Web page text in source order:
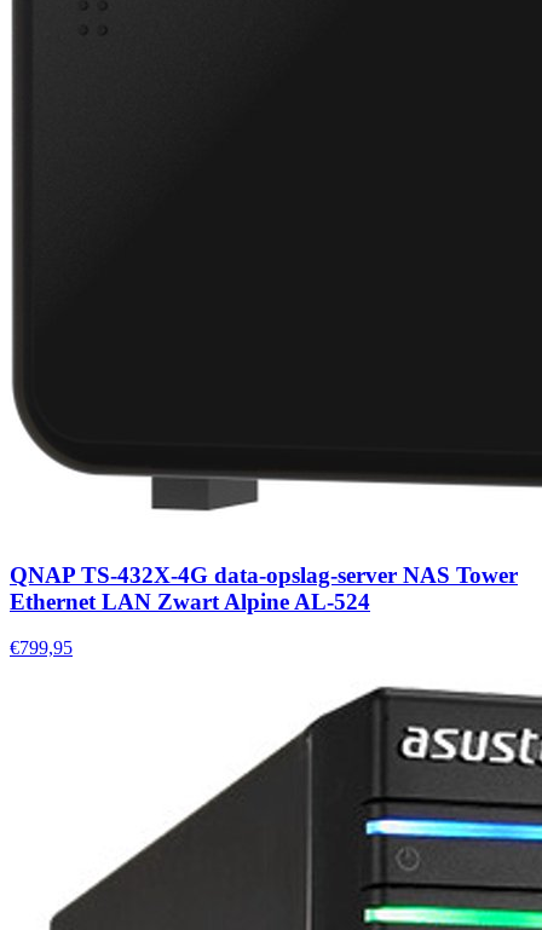
QNAP TS-432X-4G data-opslag-server NAS Tower
Ethernet LAN Zwart Alpine AL-524
€799,95